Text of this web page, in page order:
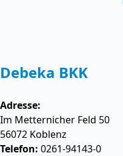
Debeka BKK
Adresse:
Im Metternicher Feld 50
56072 Koblenz
Telefon: 0261-94143-0